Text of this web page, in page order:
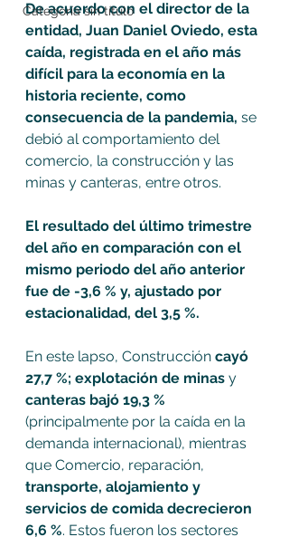
Categoría sin título
De acuerdo con el director de la
entidad, Juan Daniel Oviedo, esta
caída, registrada en el año más
difícil para la economía en la
historia reciente, como
consecuencia de la pandemia, se
debió al comportamiento del
comercio, la construcción y las
minas y canteras, entre otros.
El resultado del último trimestre
del año en comparación con el
mismo periodo del año anterior
fue de -3,6 % y, ajustado por
estacionalidad, del 3,5 %.
En este lapso, Construcción cayó
27,7 %; explotación de minas y
canteras bajó 19,3 %
(principalmente por la caída en la
demanda internacional), mientras
que Comercio, reparación,
transporte, alojamiento y
servicios de comida decrecieron
6,6 %. Estos fueron los sectores